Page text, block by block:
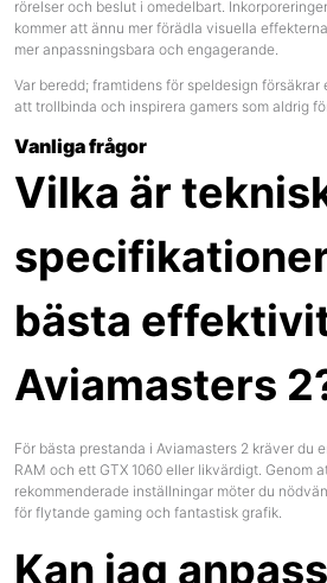
rörelser och beslut i omedelbart.
kommer att ännu mer förädla visuella
mer anpassningsbara och engagerande.
Var beredd; framtidens för speldesign försäkrar
att trollbinda och inspirera gamers som aldrig
Vanliga frågor
Vilka är
bästa
Aviamasters
För bästa prestanda i Aviamasters 2 kräver du
RAM och ett GTX 1060 eller likvärdigt. Genom
rekommenderade inställningar möter du
för flytande gaming och fantastisk grafik.
Kan jag